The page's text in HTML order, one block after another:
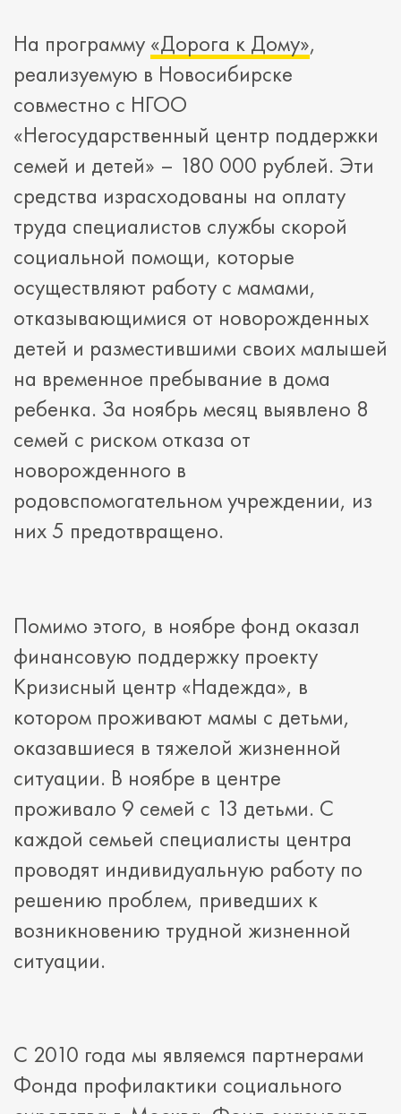
На программу «Дорога к Дому»,
реализуемую в Новосибирске
совместно с НГОО
«Негосударственный центр поддержки
семей и детей» – 180 000 рублей. Эти
средства израсходованы на оплату
труда специалистов службы скорой
социальной помощи, которые
осуществляют работу с мамами,
отказывающимися от новорожденных
детей и разместившими своих малышей
на временное пребывание в дома
ребенка. За ноябрь месяц выявлено 8
семей с риском отказа от
новорожденного в
родовспомогательном учреждении, из
них 5 предотвращено.
Помимо этого, в ноябре фонд оказал
финансовую поддержку проекту
Кризисный центр «Надежда», в
котором проживают мамы с детьми,
оказавшиеся в тяжелой жизненной
ситуации. В ноябре в центре
проживало 9 семей с 13 детьми. С
каждой семьей специалисты центра
проводят индивидуальную работу по
решению проблем, приведших к
возникновению трудной жизненной
ситуации.
С 2010 года мы являемся партнерами
Фонда профилактики социального